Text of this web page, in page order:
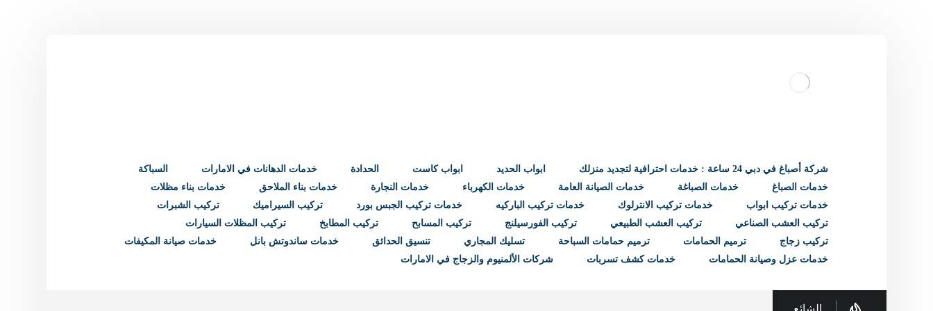
شركة أصباغ في دبي 24 ساعة : خدمات احترافية لتجديد منزلك ابواب الحديد ابواب كاست الحدادة خدمات الدهانات في الامارات
السباكة
خدمات الصباغ
خدمات الصباغة خدمات الصيانة العامة خدمات الكهرباء خدمات النجارة خدمات بناء الملاحق
خدمات بناء مظلات
خدمات تركيب ابواب
خدمات تركيب الانترلوك خدمات تركيب الباركيه خدمات تركيب الجبس بورد تركيب السيراميك
تركيب الشبرات
تركيب العشب الصناعي
تركيب العشب الطبيعي تركيب الفورسيلنج تركيب المسابح تركيب المطابخ
تركيب المظلات السيارات
تركيب زجاج
ترميم الحمامات ترميم حمامات السباحة تسليك المجاري تنسيق الحدائق خدمات ساندوتش بانل
خدمات صيانة المكيفات
خدمات عزل وصيانة الحمامات
خدمات كشف تسربات شركات الألمنيوم والزجاج في الامارات
الشائع